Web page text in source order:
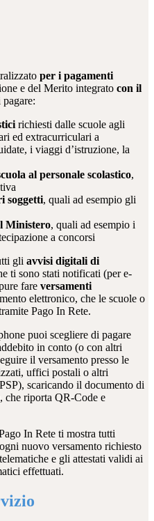
per i pagamenti
e del Merito integrato con il
richiesti dalle scuole agli
ed extracurriculari a
i viaggi d’istruzione, la
al personale scolastico,
soggetti, quali ad esempio gli
Ministero, quali ad esempio i
a concorsi
gli avvisi digitali di
ti sono stati notificati (per e-
fare versamenti
elettronico, che le scuole o
Pago In Rete.
puoi scegliere di pagare
in conto (o con altri
il versamento presso le
uffici postali o altri
scaricando il documento di
che riporta QR-Code e
In Rete ti mostra tutti
nuovo versamento richiesto
e gli attestati validi ai
effettuati.